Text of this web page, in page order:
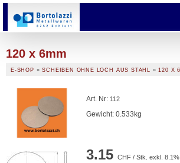
120 x 6mm
E-SHOP »SCHEIBEN OHNE LOCH AUS STAHL »120 X
Art. Nr: 112
Gewicht: 0.533kg
3.15 CHF / Stk. exkl. 8.1%